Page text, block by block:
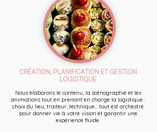
CRÉATION, PLANIFICATION ET GESTION
LOGISTIQUE
Nous élaborons le contenu, la scénographie et les
animations tout en prenant en charge la logistique :
choix du lieu, traiteur, technique... tout est orchestré
pour donner vie à votre vision et garantir une
expérience fluide.